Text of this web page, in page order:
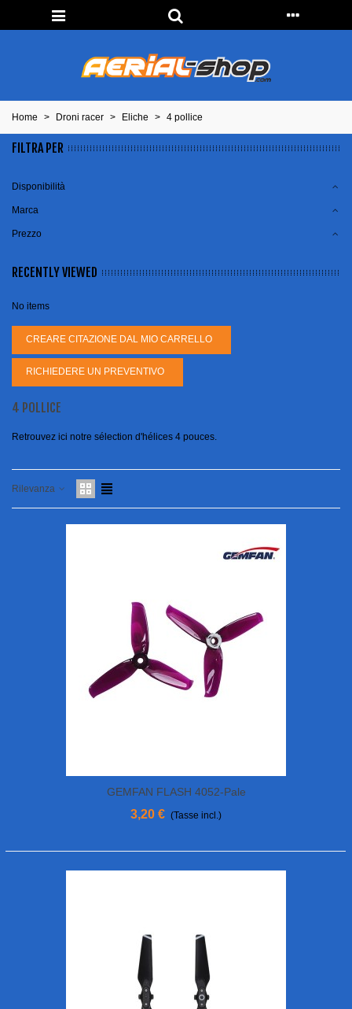
Home > Droni racer > Eliche > 4 pollice
FILTRA PER
Disponibilità
Marca
Prezzo
RECENTLY VIEWED
No items
CREARE CITAZIONE DAL MIO CARRELLO
RICHIEDERE UN PREVENTIVO
4 POLLICE
Retrouvez ici notre sélection d'hélices 4 pouces.
Rilevanza
GEMFAN FLASH 4052-Pale
3,20 € (Tasse incl.)